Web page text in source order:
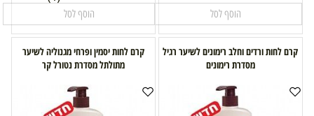
הוסף לסל הוסף לסל
קרם לחות ורדים וחלב רימונים לשיער רגיל
מסדרת רימונים
קרם לחות יסמין ופרחי מגנוליה לשיער
מתולתל מסדרת נטורל קר